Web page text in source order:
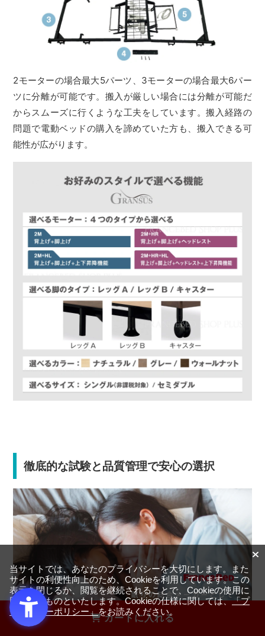
カートに入れる
2モーターの場合最大5パーツ、3モーターの場合最大6パー
ツに分離が可能です。搬入が厳しい場合には分離が可能だ
からスムーズに行くような工夫をしています。搬入経路の
問題で電動ベッドの購入を諦めていた方も、搬入できる可
能性が広がります。
徹底的な試験と品質管理で安心の選択
当サイトでは、あなたのプライバシーを大切にします。また
サイトの利便性向上のため、Cookieを利用しています。この
表示を閉じるか、閲覧を継続されることで、Cookieの使用に
同意するものといたします。Cookieの仕様に関しては、「プ
ライバシーポリシー」をお読みください。